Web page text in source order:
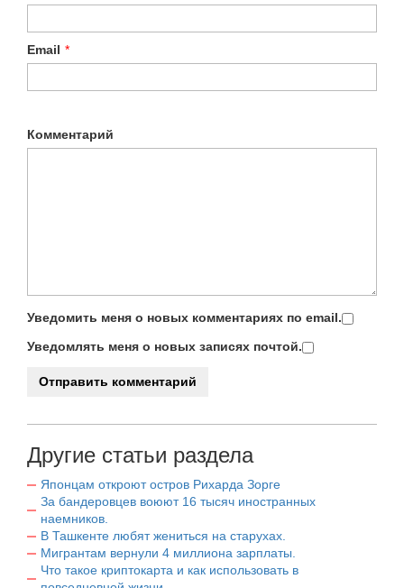
Email *
Комментарий
Уведомить меня о новых комментариях по email.
Уведомлять меня о новых записях почтой.
Другие статьи раздела
Японцам откроют остров Рихарда Зорге
За бандеровцев воюют 16 тысяч иностранных
наемников.
В Ташкенте любят жениться на старухах.
Мигрантам вернули 4 миллиона зарплаты.
Что такое криптокарта и как использовать в